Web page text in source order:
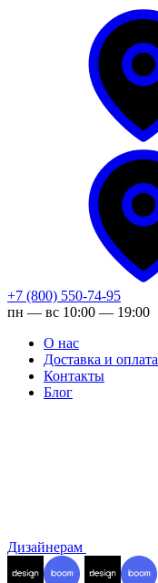
+7 (800) 550-74-95
пн — вс 10:00 — 19:00
О нас
Доставка и оплата
Контакты
Блог
Дизайнерам